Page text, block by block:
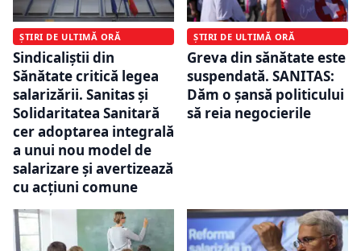
ȘTIRI DE ULTIMĂ ORĂ
Sindicaliștii din
Sănătate critică legea
salarizării. Sanitas și
Solidaritatea Sanitară
cer adoptarea integrală
a unui nou model de
salarizare și avertizează
cu acțiuni comune
ȘTIRI DE ULTIMĂ ORĂ
Greva din sănătate este
suspendată. SANITAS:
Dăm o şansă politicului
să reia negocierile